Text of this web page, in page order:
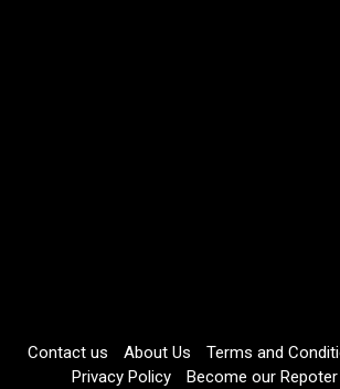
Contact us About Us Terms and
Privacy Policy
Become our Repoter